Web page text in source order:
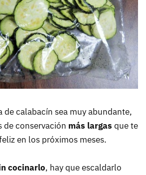
de calabacín sea muy abundante,
de conservación más largas que te
en los próximos meses.
cocinarlo, hay que escaldarlo